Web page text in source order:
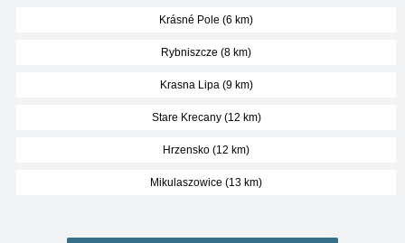
Krásné Pole (6 km)
Rybniszcze (8 km)
Krasna Lipa (9 km)
Stare Krecany (12 km)
Hrzensko (12 km)
Mikulaszowice (13 km)